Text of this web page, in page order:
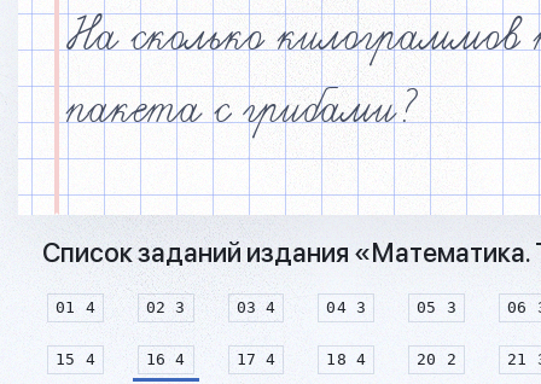
На сколько
пакета с грибами?
Список заданий издания «Математика.
01 4 02 3 03 4 04 3 05 3 06
15 4 16 4 17 4 18 4 20 2 21